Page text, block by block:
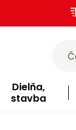
Dielňa,
stavba